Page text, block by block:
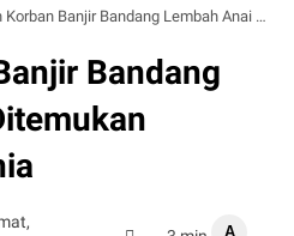
Banjir Bandang Lembah Anai Ditemukan Meninggal Dunia
Bandang
A